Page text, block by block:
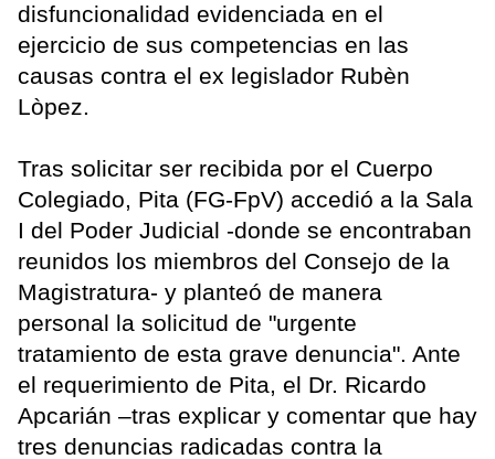
disfuncionalidad evidenciada en el
ejercicio de sus competencias en las
causas contra el ex legislador Rubèn
Lòpez.
Tras solicitar ser recibida por el Cuerpo
Colegiado, Pita (FG-FpV) accedió a la Sala
I del Poder Judicial -donde se encontraban
reunidos los miembros del Consejo de la
Magistratura- y planteó de manera
personal la solicitud de "urgente
tratamiento de esta grave denuncia". Ante
el requerimiento de Pita, el Dr. Ricardo
Apcarián –tras explicar y comentar que hay
tres denuncias radicadas contra la